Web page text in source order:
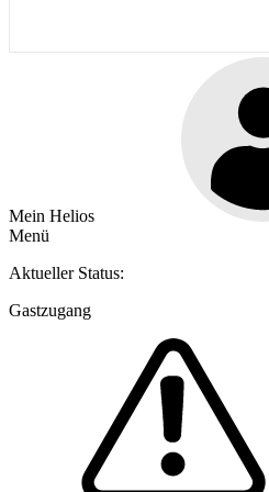
Mein Helios
Menü
Aktueller Status:
Gastzugang